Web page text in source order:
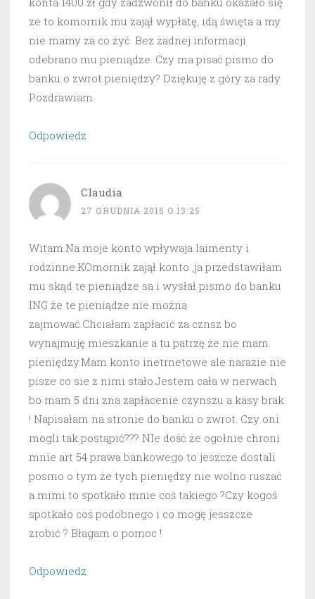
ze to komornik mu zajął wypłatę, idą święta a my
nie mamy za co żyć. Bez żadnej informacji
odebrano mu pieniądze. Czy ma pisać pismo do
banku o zwrot pieniędzy? Dziękuję z góry za rady
Pozdrawiam
Odpowiedz
Claudia
27 GRUDNIA 2015 O 13:25
Witam.Na moje konto wpływaja laimenty i
rodzinne.KOmornik zajął konto ,ja przedstawiłam
mu skąd te pieniądze sa i wysłał pismo do banku
ING że te pieniądze nie można
zajmować.Chciałam zapłacić za cznsz bo
wynajmuję mieszkanie a tu patrzę że nie mam
pieniędzy.Mam konto inetrnetowe ale narazie nie
pisze co sie z nimi stało.Jestem cała w nerwach
bo mam 5 dni zna zapłacenie czynszu a kasy brak
! Napisałam na stronie do banku o zwrot. Czy oni
mogli tak postąpić??? NIe dość że ogołnie chroni
mnie art 54 prawa bankowego to jeszcze dostali
posmo o tym że tych pieniędzy nie wolno ruszać
a mimi to spotkało mnie coś takiego ?Czy kogoś
spotkało coś podobnego i co mogę jesszcze
zrobić ? Błagam o pomoc !
Odpowiedz